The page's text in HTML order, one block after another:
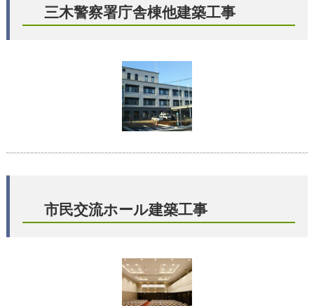
三木警察署庁舎棟他建築工事
市民交流ホール建築工事